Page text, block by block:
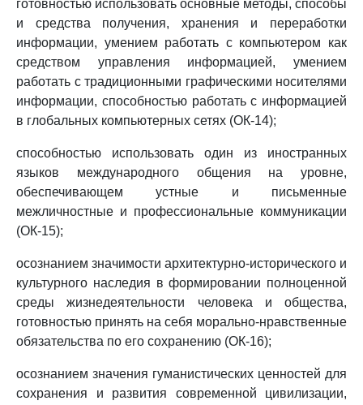
готовностью использовать основные методы, способы
и средства получения, хранения и переработки
информации, умением работать с компьютером как
средством управления информацией, умением
работать с традиционными графическими носителями
информации, способностью работать с информацией
в глобальных компьютерных сетях (ОК-14);
способностью использовать один из иностранных
языков международного общения на уровне,
обеспечивающем устные и письменные
межличностные и профессиональные коммуникации
(ОК-15);
осознанием значимости архитектурно-исторического и
культурного наследия в формировании полноценной
среды жизнедеятельности человека и общества,
готовностью принять на себя морально-нравственные
обязательства по его сохранению (ОК-16);
осознанием значения гуманистических ценностей для
сохранения и развития современной цивилизации,